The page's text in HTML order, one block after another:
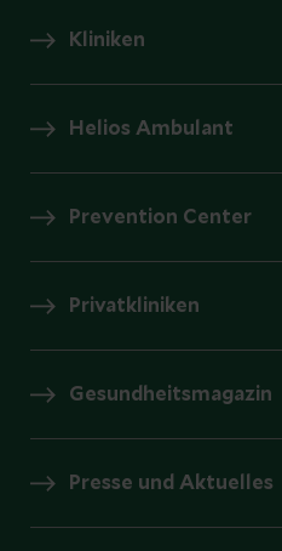
Kliniken
Helios Ambulant
Prevention Center
Privatkliniken
Gesundheitsmagazin
Presse und Aktuelles